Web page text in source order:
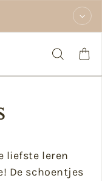
liefste leren
De schoentjes